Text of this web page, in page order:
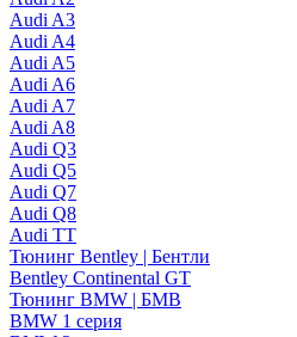
Audi A3
Audi A4
Audi A5
Audi A6
Audi A7
Audi A8
Audi Q3
Audi Q5
Audi Q7
Audi Q8
Audi TT
Тюнинг Bentley | Бентли
Bentley Continental GT
Тюнинг BMW | БМВ
BMW 1 серия